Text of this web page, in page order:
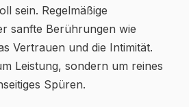
sein. Regelmäßige
sanfte Berührungen wie
Vertrauen und die Intimität.
Leistung, sondern um reines
Spüren.